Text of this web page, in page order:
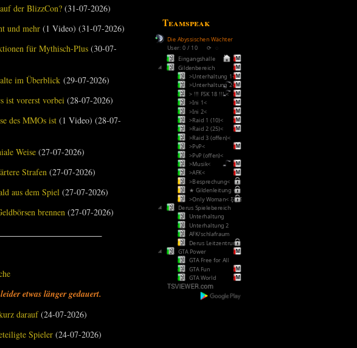
Teamspeak
Die Abyssischen Wächter
User: 0 / 10 ⟳
Eingangshalle
Gildenbereich
>Unterhaltung 1<
>Unterhaltung 2<
> !!! FSK 18 !!! <
>Ini 1<
>Ini 2<
>Raid 1 (10)<
>Raid 2 (25)<
>Raid 3 (offen)<
>PvP<
>PvP (offen)<
>Musik<
>AFK<
>Besprechung<
★ Gildenleitung ★
>Only Woman< Ƹ̵̡Ӝ̵̨̄Ʒ
Derus Spielebereich
Unterhaltung
Unterhaltung 2
AFK/schlafraum
Derus Leitzentrum
GTA Power
GTA Free for All
GTA Fun
GTA World
der BlizzCon? (31-07-2026)
und mehr(1 Video) (31-07-2026)
für Mythisch-Plus (30-07-
im Überblick (29-07-2026)
ist vorerst vorbei (28-07-2026)
des MMOs ist(1 Video) (28-07-
Weise(27-07-2026)
Strafen(27-07-2026)
aus dem Spiel(27-07-2026)
brennen (27-07-2026)
etwas länger gedauert.
darauf(24-07-2026)
Spieler(24-07-2026)